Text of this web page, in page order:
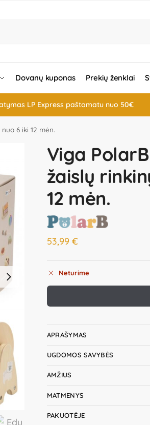
Dovanų kuponas Prekių ženklai
LP Express paštomatu nuo 50€
6 iki 12 mėn.
Viga
žaislų
12 mėn.
53,99 €
Neturime
APRAŠYMAS
UGDOMOS SAVYBĖS
AMŽIUS
MATMENYS
PAKUOTĖJE